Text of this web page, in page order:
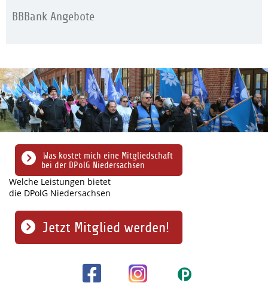
BBBank Angebote
Was kostet mich eine Mitgliedschaft
bei der DPolG Niedersachsen
Welche Leistungen bietet
die DPolG Niedersachsen
Jetzt Mitglied werden!